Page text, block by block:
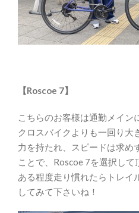
【Roscoe 7】
こちらのお客様は通勤メイン
クロスバイクよりも一回り大
力を持たれ、スピードは求め
ことで、Roscoe 7を選択して
ある程度走り慣れたらトレイ
してみて下さいね！